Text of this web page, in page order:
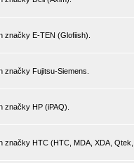
značky E-TEN (Glofiish).
značky Fujitsu-Siemens.
značky HP (iPAQ).
značky HTC (HTC, MDA, XDA,